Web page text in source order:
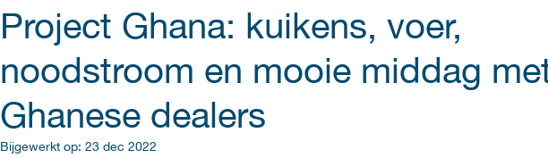
Project Ghana: kuikens, voer,
noodstroom en mooie middag
Ghanese dealers
Bijgewerkt op: 23 dec 2022